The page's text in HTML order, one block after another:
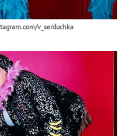
v_serduchka